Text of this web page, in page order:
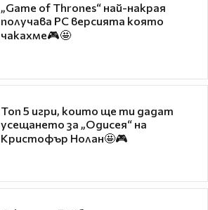
„Game of Thrones“ най-накрая
получава PC версията която
чакахме🎮🤩
Топ 5 игри, които ще ти дадат
усещането за „Одисея“ на
Кристофър Нолан🤩🎮